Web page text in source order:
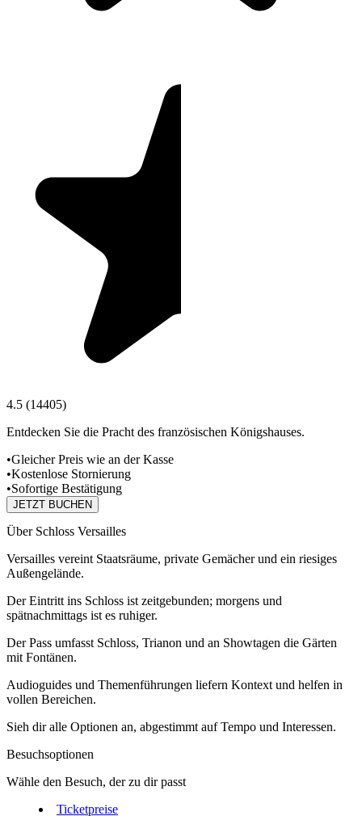
4.5 (14405)
Entdecken Sie die Pracht des französischen Königshauses.
•Gleicher Preis wie an der Kasse
•Kostenlose Stornierung
•Sofortige Bestätigung
JETZT BUCHEN
Über Schloss Versailles
Versailles vereint Staatsräume, private Gemächer und ein riesiges
Außengelände.
Der Eintritt ins Schloss ist zeitgebunden; morgens und
spätnachmittags ist es ruhiger.
Der Pass umfasst Schloss, Trianon und an Showtagen die Gärten
mit Fontänen.
Audioguides und Themenführungen liefern Kontext und helfen in
vollen Bereichen.
Sieh dir alle Optionen an, abgestimmt auf Tempo und Interessen.
Besuchsoptionen
Wähle den Besuch, der zu dir passt
Ticketpreise